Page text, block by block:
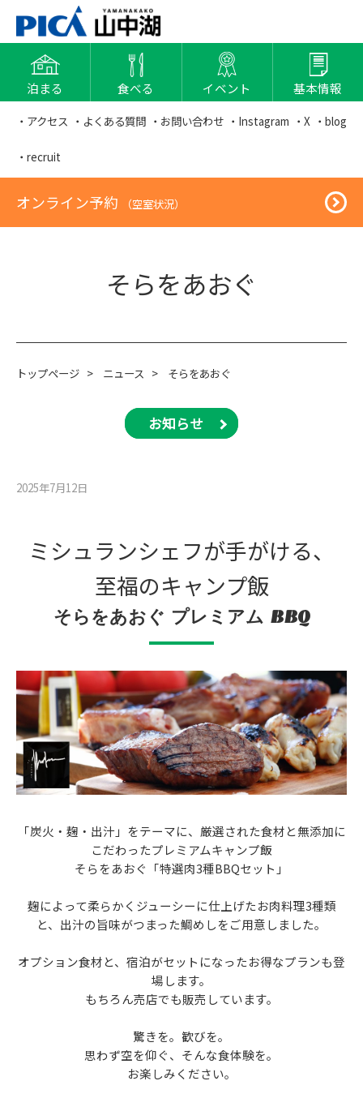
泊まる 食べる イベント 基本情報
・アクセス ・よくある質問 ・お問い合わせ ・Instagram ・X ・blog
・recruit
オンライン予約 （空室状況）
そらをあおぐ
トップページ > ニュース > そらをあおぐ
お知らせ
2025年7月12⽇
ミシュランシェフが⼿がける、
⾄福のキャンプ飯
そらをあおぐ プレミアム BBQ
「炭火・麹・出汁」をテーマに、厳選された⾷材と無添加に
こだわったプレミアムキャンプ飯
そらをあおぐ「特選肉3種BBQセット」
麹によって柔らかくジューシーに仕上げたお肉料理3種類
と、出汁の旨味がつまった鯛めしをご用意しました。
オプション食材と、宿泊がセットになったお得なプランも登
場します。
もちろん売店でも販売しています。
驚きを。歓びを。
思わず空を仰ぐ、そんな⾷体験を。
お楽しみください。